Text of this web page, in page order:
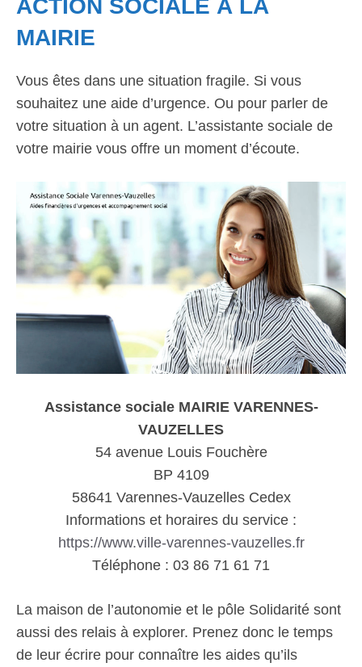
ACTION SOCIALE À LA
MAIRIE
Vous êtes dans une situation fragile. Si vous
souhaitez une aide d’urgence. Ou pour parler de
votre situation à un agent. L’assistante sociale de
votre mairie vous offre un moment d’écoute.
Assistance sociale MAIRIE VARENNES-
VAUZELLES
54 avenue Louis Fouchère
BP 4109
58641 Varennes-Vauzelles Cedex
Informations et horaires du service :
https://www.ville-varennes-vauzelles.fr
Téléphone : 03 86 71 61 71
La maison de l’autonomie et le pôle Solidarité sont
aussi des relais à explorer. Prenez donc le temps
de leur écrire pour connaître les aides qu’ils